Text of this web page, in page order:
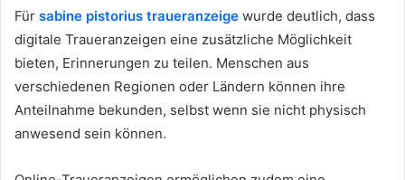
Für sabine pistorius traueranzeige wurde deutlich, dass
digitale Traueranzeigen eine zusätzliche Möglichkeit
bieten, Erinnerungen zu teilen. Menschen aus
verschiedenen Regionen oder Ländern können ihre
Anteilnahme bekunden, selbst wenn sie nicht physisch
anwesend sein können.